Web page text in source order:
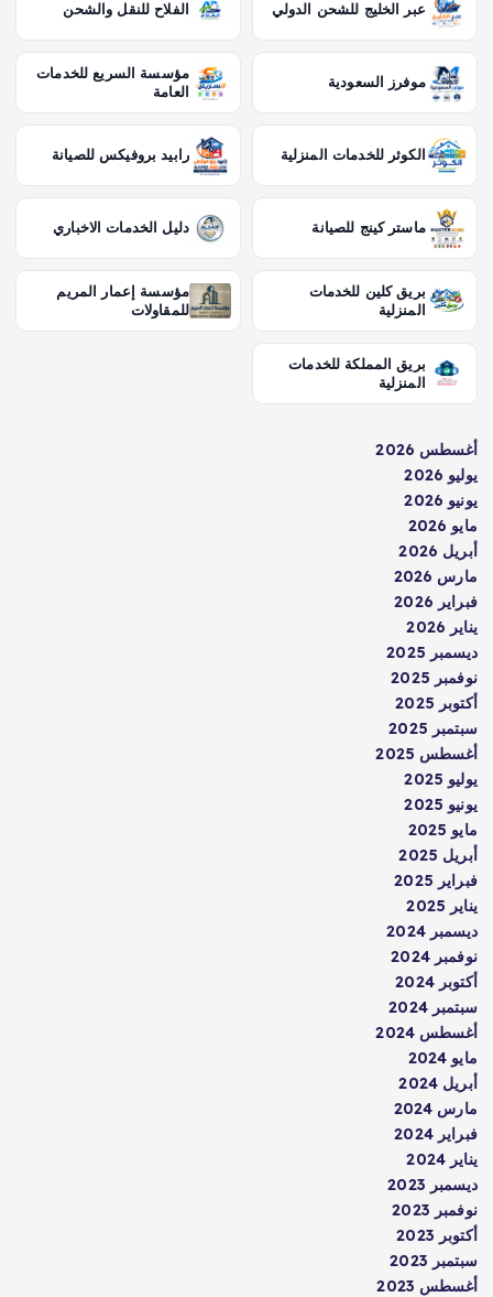
عبر الخليج للشحن الدولي الفلاح للنقل والشحن
موفرز السعودية
مؤسسة السريع للخدمات
العامة
الكوثر للخدمات المنزلية رابيد بروفيكس للصيانة
ماستر كينج للصيانة دليل الخدمات الاخباري
بريق كلين للخدمات
المنزلية
مؤسسة إعمار المريم
للمقاولات
بريق المملكة للخدمات
المنزلية
أغسطس 2026
يوليو 2026
يونيو 2026
مايو 2026
أبريل 2026
مارس 2026
فبراير 2026
يناير 2026
ديسمبر 2025
نوفمبر 2025
أكتوبر 2025
سبتمبر 2025
أغسطس 2025
يوليو 2025
يونيو 2025
مايو 2025
أبريل 2025
فبراير 2025
يناير 2025
ديسمبر 2024
نوفمبر 2024
أكتوبر 2024
سبتمبر 2024
أغسطس 2024
مايو 2024
أبريل 2024
مارس 2024
فبراير 2024
يناير 2024
ديسمبر 2023
نوفمبر 2023
أكتوبر 2023
سبتمبر 2023
أغسطس 2023